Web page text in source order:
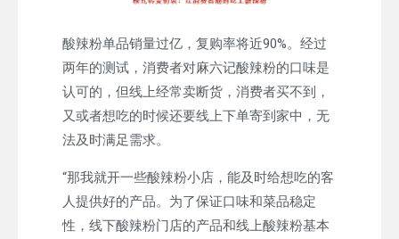
酸辣粉单品销量过亿，复购率将近90%。经过
两年的测试，消费者对麻六记酸辣粉的口味是
认可的，但线上经常卖断货，消费者买不到，
又或者想吃的时候还要线上下单寄到家中，无
法及时满足需求。
“那我就开一些酸辣粉小店，能及时给想吃的客
人提供好的产品。为了保证口味和菜品稳定
性，线下酸辣粉门店的产品和线上酸辣粉基本